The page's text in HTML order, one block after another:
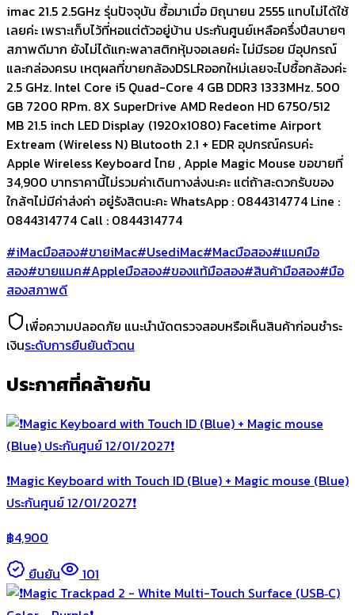
imac 21.5 2.5GHz รุ่นปัจจุบัน ซื้อมาเมื่อ มิถุนายน 2555 แทบไม่ได้ใช้
เลยค่ะ เพราะเก็บไว้ที่หอแต่ตัวอยู่บ้าน ประกันศูนย์เหลือครึ่งปีสบายๆ
สภาพดีมาก ยังไม่ได้แกะพลาสติกหุ้มจอเลยค่ะ ไม่มีรอย มีอุปกรณ์
และกล่องครบ เหตุผลที่ขายกล้องDSLRออกใหม่เลยจะไปซื้อกล้องค่ะ
2.5 GHz. Intel Core i5 Quad-Core 4 GB DDR3 1333MHz. 500
GB 7200 RPm. 8X SuperDrive AMD Redeon HD 6750/512
MB 21.5 inch LED Display (1920x1080) Facetime Airport
Extream (Wireless N) Blutooth 2.1 + EDR อุปกรณ์ครบค่ะ
Apple Wireless Keyboard ไทย , Apple Magic Mouse ขอขายที่
34,900 บาทราคานี้ไม่รวมค่าเดินทางส่งนะคะ แต่ถ้าสะดวกรับของ
ใกล้ๆไม่มีค่าส่งค่า อยู่รังสิตนะคะ WhatsApp : 0844314774 Line :
0844314774 Call : 0844314774
#iMacมือสอง#ขายiMac#UsediMac#Macมือสอง#แมคมือ
สอง#ขายแมค#Appleมือสอง#ของแท้มือสอง#สินค้ามือสอง#มือ
สองสภาพดี
เพื่อความปลอดภัย แนะนำนัดตรวจสอบหรือเห็นสินค้าก่อนชำระ
เงินระดับการยืนยันตัวตน
ประกาศที่คล้ายกัน
❗️Magic Keyboard with Touch ID (Blue) + Magic mouse (Blue)
ประกันศูนย์ 12/01/2027❗️
฿4,900
ยืนยัน
101